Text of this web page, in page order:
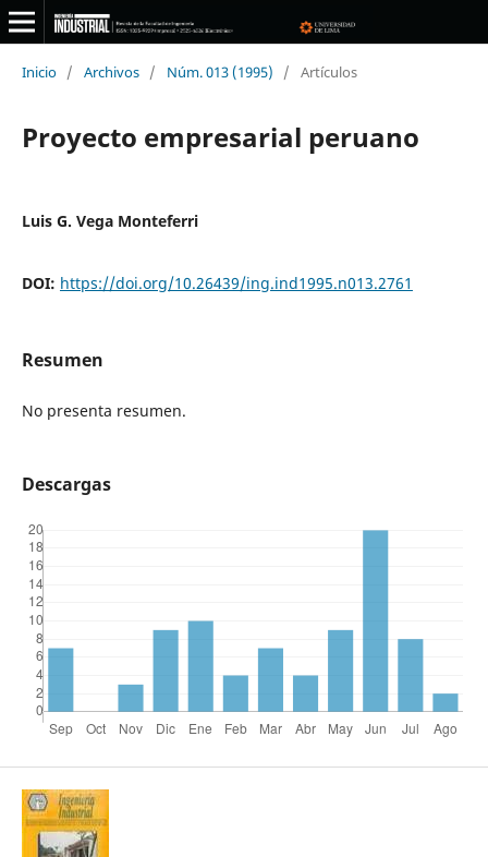
Inicio / Archivos / Núm. 013 (1995) / Artículos
Proyecto empresarial peruano
Luis G. Vega Monteferri
DOI: https://doi.org/10.26439/ing.ind1995.n013.2761
Resumen
No presenta resumen.
Descargas